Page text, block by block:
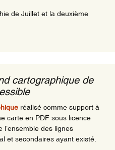
de Juillet et la deuxième
cartographique de
réalisé comme support à
carte en PDF sous licence
l’ensemble des lignes
et secondaires ayant existé.